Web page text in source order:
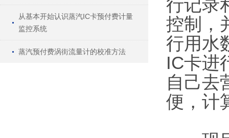
从基本开始认识蒸汽IC卡预付费计量
监控系统
蒸汽预付费涡街流量计的校准方法
行记录
控制，
行用水
IC卡进
自己去
便，计